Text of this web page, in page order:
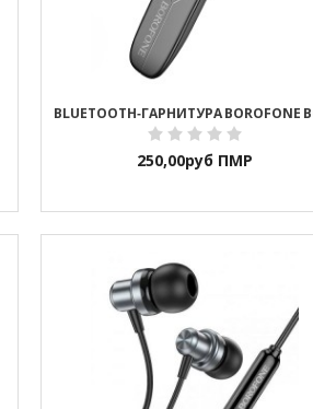
BLUETOOTH‑ГАРНИТУРА BOROFONE
250,00руб ПМР